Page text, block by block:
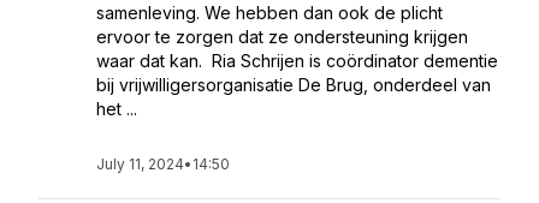
samenleving. We hebben dan ook de plicht
ervoor te zorgen dat ze ondersteuning krijgen
waar dat kan. Ria Schrijen is coördinator dementie
bij vrijwilligersorganisatie De Brug, onderdeel van
het ...
July 11, 2024• 14:50